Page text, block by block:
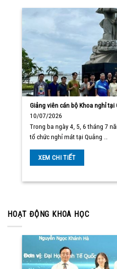
Giảng viên cán bộ Khoa nghỉ tại
10/07/2026
Trong ba ngày 4, 5, 6 tháng 7
tổ chức nghỉ mát tại Quảng …
XEM CHI TIẾT
HOẠT ĐỘNG KHOA HỌC